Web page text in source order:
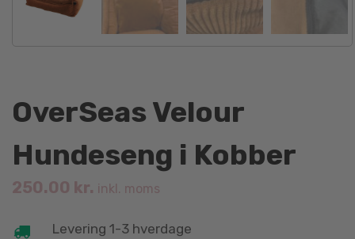
OverSeas Velour
Hundeseng i Kobber
250.00 kr. inkl. moms
Levering 1-3 hverdage